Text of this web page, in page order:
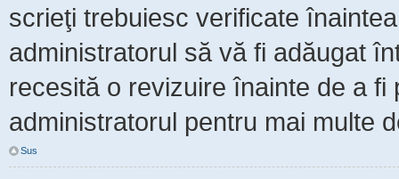
scrieţi trebuiesc verificate
administratorul să vă fi adăugat
recesită o revizuire înainte de a
administratorul pentru mai multe
Sus